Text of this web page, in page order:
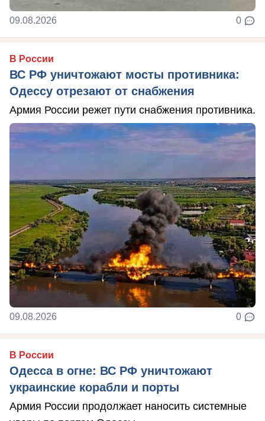
09.08.2026 0
В России
ВС РФ уничтожают мосты противника:
Одессу отрезают от снабжения
Армия России режет пути снабжения противника.
09.08.2026 0
В России
Одесса в огне: ВС РФ уничтожают
украинские корабли и порты
Армия России продолжает наносить системные